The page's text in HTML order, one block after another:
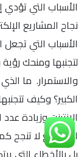
الأسباب التي
نجاح المشاريع
الأسباب التي تجعل
لتجنبها ومنحك
والاستمرار. ما
الكبير؟ وكيف
الإنترنت وزيادة
المشاريع لا تنجح